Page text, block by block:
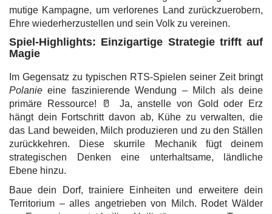
mutige Kampagne, um verlorenes Land zurückzuerobern,
Ehre wiederherzustellen und sein Volk zu vereinen.
Spiel-Highlights: Einzigartige Strategie trifft auf
Magie
Im Gegensatz zu typischen RTS-Spielen seiner Zeit bringt
Polanie eine faszinierende Wendung – Milch als deine
primäre Ressource! 🥛 Ja, anstelle von Gold oder Erz
hängt dein Fortschritt davon ab, Kühe zu verwalten, die
das Land beweiden, Milch produzieren und zu den Ställen
zurückkehren. Diese skurrile Mechanik fügt deinem
strategischen Denken eine unterhaltsame, ländliche
Ebene hinzu.
Baue dein Dorf, trainiere Einheiten und erweitere dein
Territorium – alles angetrieben von Milch. Rodet Wälder